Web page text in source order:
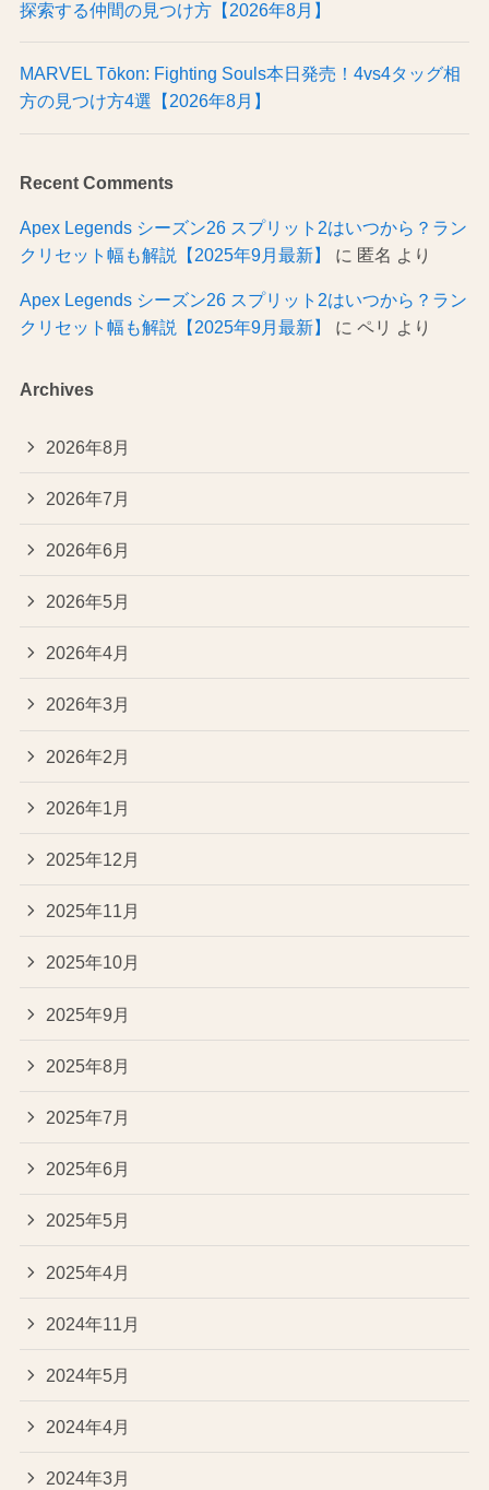
探索する仲間の見つけ方【2026年8月】
MARVEL Tōkon: Fighting Souls本日発売！4vs4タッグ相
方の見つけ方4選【2026年8月】
Recent Comments
Apex Legends シーズン26 スプリット2はいつから？ラン
クリセット幅も解説【2025年9月最新】
に 匿名 より
Apex Legends シーズン26 スプリット2はいつから？ラン
クリセット幅も解説【2025年9月最新】
に ペリ より
Archives
2026年8月
2026年7月
2026年6月
2026年5月
2026年4月
2026年3月
2026年2月
2026年1月
2025年12月
2025年11月
2025年10月
2025年9月
2025年8月
2025年7月
2025年6月
2025年5月
2025年4月
2024年11月
2024年5月
2024年4月
2024年3月